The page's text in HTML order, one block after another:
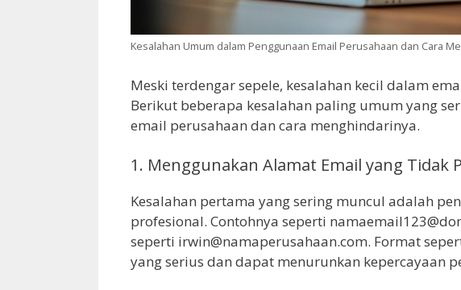
Kesalahan Umum dalam Penggunaan Email Perusahaan dan Cara
Meski terdengar sepele, kesalahan kecil dalam
Berikut beberapa kesalahan paling umum yang
email perusahaan dan cara menghindarinya.
1. Menggunakan Alamat Email yang Tidak
Kesalahan pertama yang sering muncul adalah
profesional. Contohnya seperti
seperti irwin@namaperusahaan.com. Format
yang serius dan dapat menurunkan kepercayaan